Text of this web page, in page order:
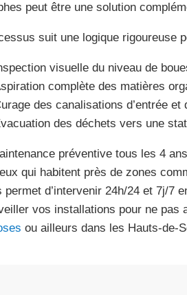
peut être une solution
suit une logique rigoureuse
visuelle du niveau de
complète des matières
des canalisations d’entrée
des déchets vers une
préventive tous les 4
qui habitent près de zones
permet d’intervenir 24h/24 et 7j/7
vos installations pour ne pas
ou ailleurs dans les Hauts-de-